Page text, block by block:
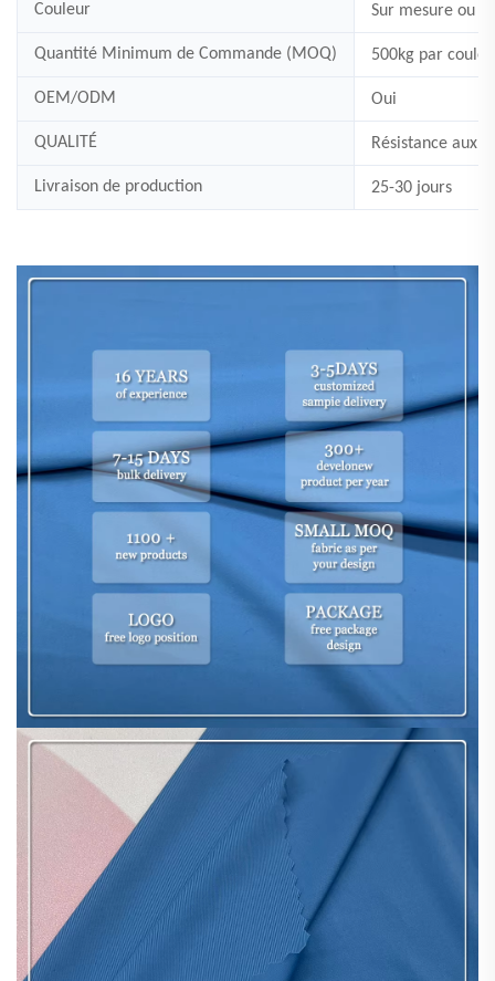
Couleur Sur mesure ou
Quantité Minimum de Commande (MOQ) 500kg par
OEM/ODM Oui
QUALITÉ Résistance aux
Livraison de production 25-30 jours